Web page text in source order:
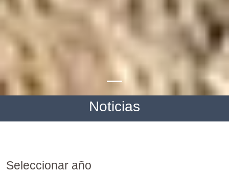
Noticias
Seleccionar año